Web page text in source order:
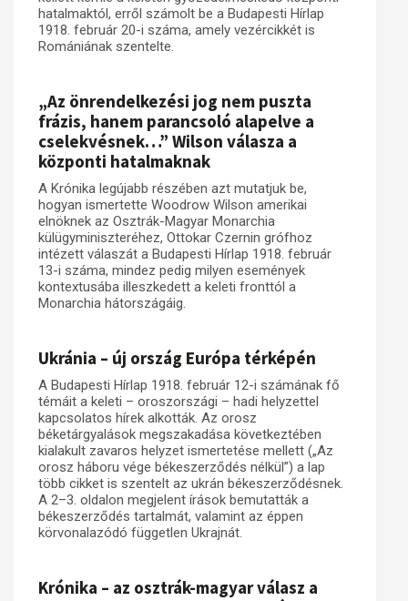
hatalmaktól, erről számolt be a Budapesti Hírlap
1918. február 20-i száma, amely vezércikkét is
Romániának szentelte.
„Az önrendelkezési jog nem puszta
frázis, hanem parancsoló alapelve a
cselekvésnek…” Wilson válasza a
központi hatalmaknak
A Krónika legújabb részében azt mutatjuk be,
hogyan ismertette Woodrow Wilson amerikai
elnöknek az Osztrák-Magyar Monarchia
külügyminiszteréhez, Ottokar Czernin grófhoz
intézett válaszát a Budapesti Hírlap 1918. február
13-i száma, mindez pedig milyen események
kontextusába illeszkedett a keleti fronttól a
Monarchia hátországáig.
Ukránia – új ország Európa térképén
A Budapesti Hírlap 1918. február 12-i számának fő
témáit a keleti – oroszországi – hadi helyzettel
kapcsolatos hírek alkották. Az orosz
béketárgyalások megszakadása következtében
kialakult zavaros helyzet ismertetése mellett („Az
orosz háboru vége békeszerződés nélkül”) a lap
több cikket is szentelt az ukrán békeszerződésnek.
A 2–3. oldalon megjelent írások bemutatták a
békeszerződés tartalmát, valamint az éppen
körvonalazódó független Ukrajnát.
Krónika – az osztrák-magyar válasz a